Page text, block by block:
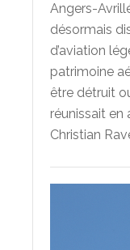
Angers-
désormais
d’aviation
patrimoine
être détruit
réunissait en
Christian